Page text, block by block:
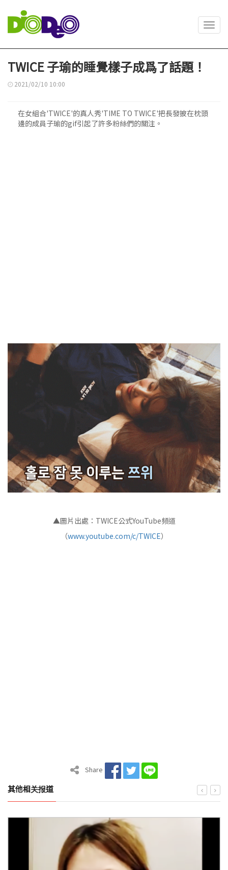
TWICE 子瑜的睡覺樣子成爲了話題！
2021/02/10 10:00
在女組合'TWICE'的真人秀'TIME TO TWICE'把長發披在枕頭
邊的成員子瑜的gif引起了許多粉絲們的關注。
▲圖片出處：TWICE公式YouTube頻道
（www.youtube.com/c/TWICE）
Share
其他相关报道